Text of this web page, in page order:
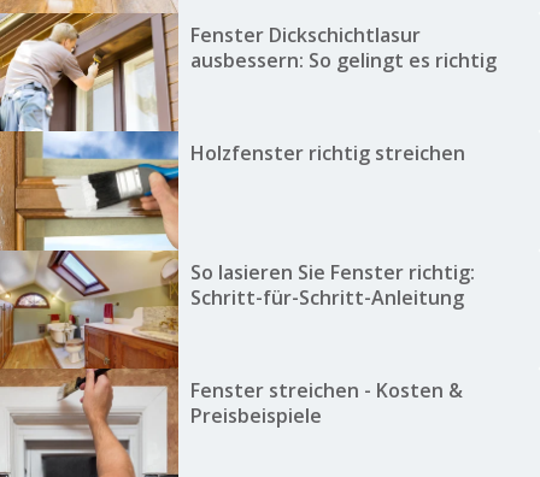
Fenster Dickschichtlasur
ausbessern: So gelingt es richtig
Holzfenster richtig streichen
So lasieren Sie Fenster richtig:
Schritt-für-Schritt-Anleitung
Fenster streichen - Kosten &
Preisbeispiele